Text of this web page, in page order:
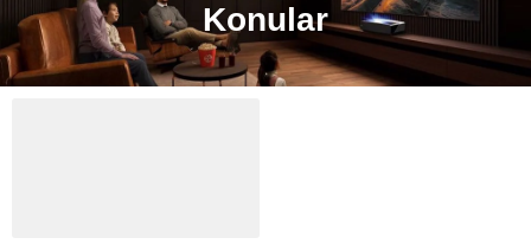
Konular